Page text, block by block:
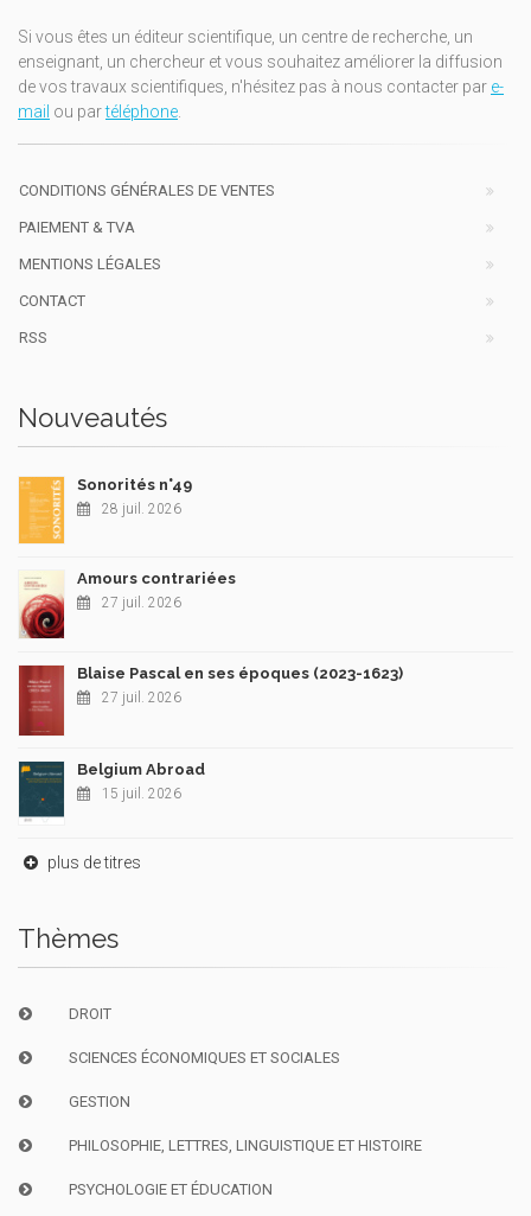
Si vous êtes un éditeur scientifique, un centre de recherche, un
enseignant, un chercheur et vous souhaitez améliorer la diffusion
de vos travaux scientifiques, n'hésitez pas à nous contacter par e-
mail ou partéléphone.
CONDITIONS GÉNÉRALES DE VENTES
PAIEMENT & TVA
MENTIONS LÉGALES
CONTACT
RSS
Nouveautés
Sonorités n°49
28 juil. 2026
Amours contrariées
27 juil. 2026
Blaise Pascal en ses époques (2023-1623)
27 juil. 2026
Belgium Abroad
15 juil. 2026
plus de titres
Thèmes
DROIT
SCIENCES ÉCONOMIQUES ET SOCIALES
GESTION
PHILOSOPHIE, LETTRES, LINGUISTIQUE ET HISTOIRE
PSYCHOLOGIE ET ÉDUCATION